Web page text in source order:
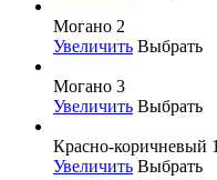
Могано 2
Увеличить Выбрать
Могано 3
Увеличить Выбрать
Красно-коричневый 1
Увеличить Выбрать